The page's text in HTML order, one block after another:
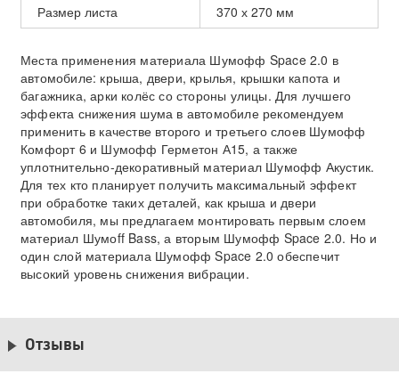
Размер листа 370 х 270 мм
Места применения материала Шумофф Space 2.0 в
автомобиле: крыша, двери, крылья, крышки капота и
багажника, арки колёс со стороны улицы. Для лучшего
эффекта снижения шума в автомобиле рекомендуем
применить в качестве второго и третьего слоев Шумофф
Комфорт 6 и Шумофф Герметон А15, а также
уплотнительно-декоративный материал Шумофф Акустик.
Для тех кто планирует получить максимальный эффект
при обработке таких деталей, как крыша и двери
автомобиля, мы предлагаем монтировать первым слоем
материал Шумоff Bass, а вторым Шумофф Space 2.0. Но и
один слой материала Шумофф Space 2.0 обеспечит
высокий уровень снижения вибрации.
Отзывы